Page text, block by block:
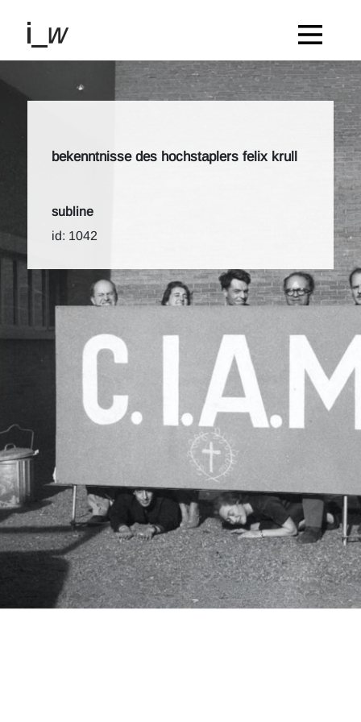
bekenntnisse des hochstaplers felix krull
subline
id: 1042